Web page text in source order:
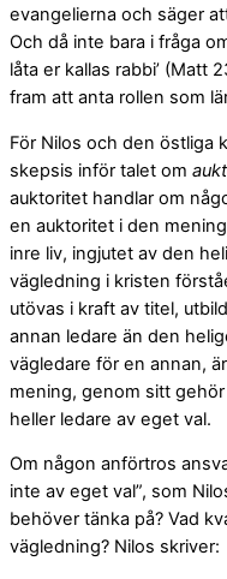
evangelierna och säger
Och då inte bara i fråga
låta er kallas rabbi’ (Matt
fram att anta rollen som
För Nilos och den östliga
skepsis inför talet om
auktoritet handlar om
en auktoritet i den
inre liv, ingjutet av den
vägledning i kristen
utövas i kraft av titel,
annan ledare än den
vägledare för en annan,
mening, genom sitt
heller ledare av eget val.
Om någon anförtros
inte av eget val”, som
behöver tänka på? Vad
vägledning? Nilos skriver: